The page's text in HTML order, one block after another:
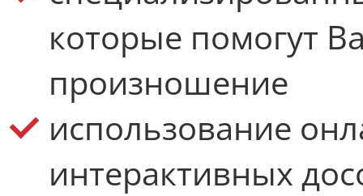
которые помогут
произношение
использование
интерактивных